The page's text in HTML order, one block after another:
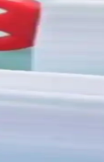
bir cihazdır.
ve aileler